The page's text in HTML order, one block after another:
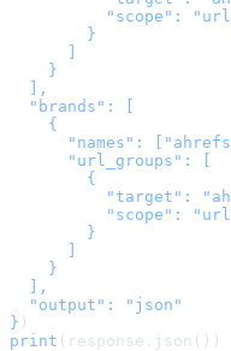
"scope":
        }
    }
  ],
  "brands": [
    {
"names":
      "url_groups": [
        {
"target":
"scope":
        }
    }
  ],
  "output": "json"
} )
print (response.json())